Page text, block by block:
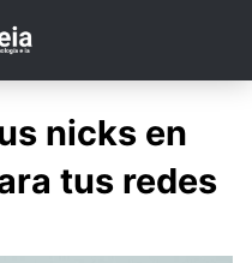
nicks en
tus redes